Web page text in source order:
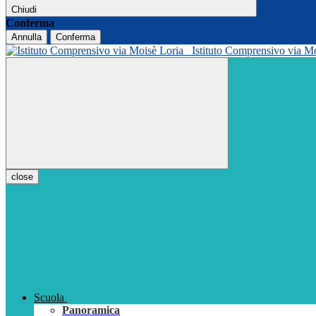
Chiudi
Conferma
Annulla Conferma
Istituto Comprensivo via
close
Scuola
Panoramica